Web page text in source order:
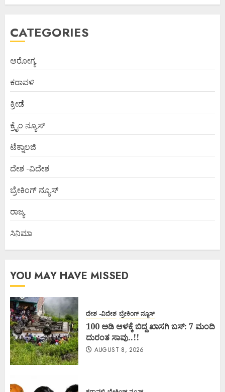
CATEGORIES
ಆರೋಗ್ಯ
ಕರಾವಳಿ
ಕ್ರೀಡೆ
ಕ್ರೈಂ ನ್ಯೂಸ್
ಟೆಕ್ನಾಲಜಿ
ದೇಶ -ವಿದೇಶ
ಬ್ರೇಕಿಂಗ್ ನ್ಯೂಸ್
ರಾಜ್ಯ
ಸಿನಿಮಾ
YOU MAY HAVE MISSED
ದೇಶ -ವಿದೇಶ ಬ್ರೇಕಿಂಗ್ ನ್ಯೂಸ್
100 ಅಡಿ ಆಳಕ್ಕೆ ಬಿದ್ದ ಖಾಸಗಿ ಬಸ್: 7 ಮಂದಿ
ದುರಂತ ಸಾವು..!!
AUGUST 8, 2026